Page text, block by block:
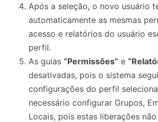
Após a seleção, o novo usuário
automaticamente as mesmas
acesso e relatórios do usuário
perfil.
As guias “Permissões” e
desativadas, pois o sistema
configurações do perfil
necessário configurar Grupos,
Locais, pois estas liberações